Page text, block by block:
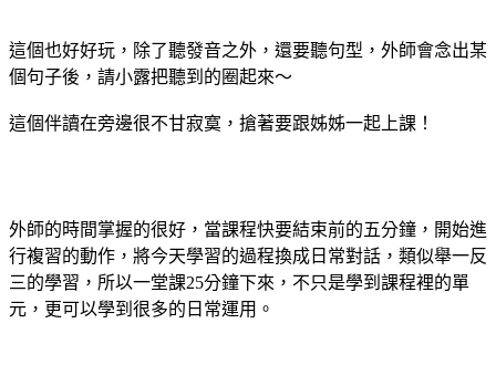
這個也好好玩，除了聽發音之外，還要聽句型，外師會念出某
個句子後，請小露把聽到的圈起來～
這個伴讀在旁邊很不甘寂寞，搶著要跟姊姊一起上課！
外師的時間掌握的很好，當課程快要結束前的五分鐘，開始進
行複習的動作，將今天學習的過程換成日常對話，類似舉一反
三的學習，所以一堂課25分鐘下來，不只是學到課程裡的單
元，更可以學到很多的日常運用。